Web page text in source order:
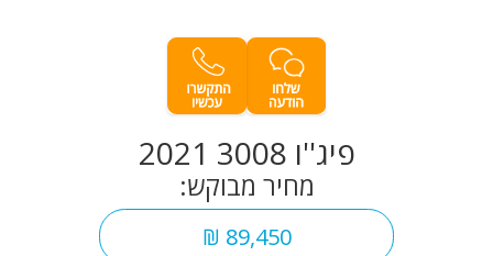
פיג''ו 3008 2021
מחיר מבוקש:
89,450 ₪